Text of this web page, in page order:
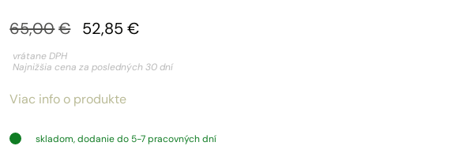
65,00€
Pôvodná
cena
52,85 €
Aktuálna
cena
vrátane DPH
Najnižšia cena za posledných 30 dní
Viac info o produkte
skladom, dodanie do 5-7 pracovných dní